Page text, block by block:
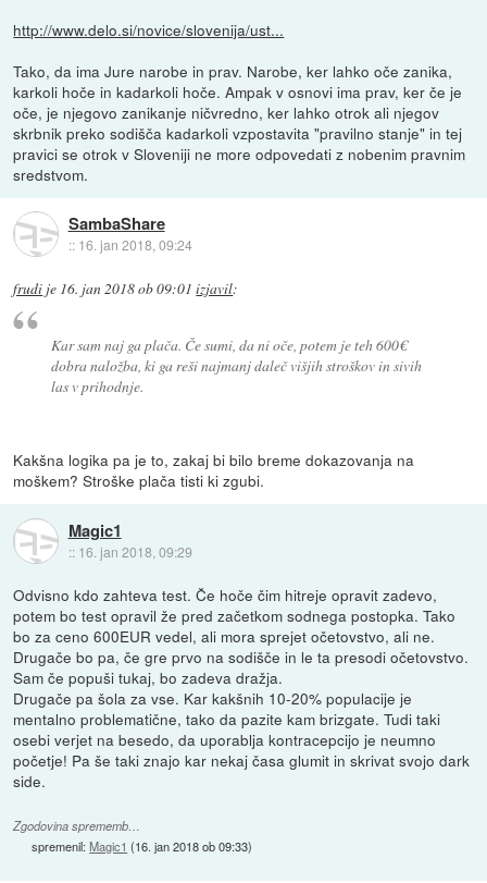
http://www.delo.si/novice/slovenija/ust...
Tako, da ima Jure narobe in prav. Narobe, ker lahko oče zanika,
karkoli hoče in kadarkoli hoče. Ampak v osnovi ima prav, ker če je
oče, je njegovo zanikanje ničvredno, ker lahko otrok ali njegov
skrbnik preko sodišča kadarkoli vzpostavita "pravilno stanje" in tej
pravici se otrok v Sloveniji ne more odpovedati z nobenim pravnim
sredstvom.
SambaShare
:: 16. jan 2018, 09:24
frudi je 16. jan 2018 ob 09:01 izjavil:
Kar sam naj ga plača. Če sumi, da ni oče, potem je teh 600€
dobra naložba, ki ga reši najmanj daleč višjih stroškov in sivih
las v prihodnje.
Kakšna logika pa je to, zakaj bi bilo breme dokazovanja na
moškem? Stroške plača tisti ki zgubi.
Magic1
:: 16. jan 2018, 09:29
Odvisno kdo zahteva test. Če hoče čim hitreje opravit zadevo,
potem bo test opravil že pred začetkom sodnega postopka. Tako
bo za ceno 600EUR vedel, ali mora sprejet očetovstvo, ali ne.
Drugače bo pa, če gre prvo na sodišče in le ta presodi očetovstvo.
Sam če popuši tukaj, bo zadeva dražja.
Drugače pa šola za vse. Kar kakšnih 10-20% populacije je
mentalno problematične, tako da pazite kam brizgate. Tudi taki
osebi verjet na besedo, da uporablja kontracepcijo je neumno
početje! Pa še taki znajo kar nekaj časa glumit in skrivat svojo dark
side.
Zgodovina sprememb…
spremenil:Magic1 (16. jan 2018 ob 09:33)